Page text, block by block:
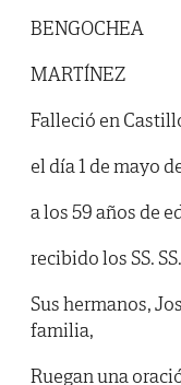
BENGOCHEA
MARTÍNEZ
Falleció en
el día 1 de mayo
a los 59 años de
recibido los SS.
Sus hermanos,
familia,
Ruegan una